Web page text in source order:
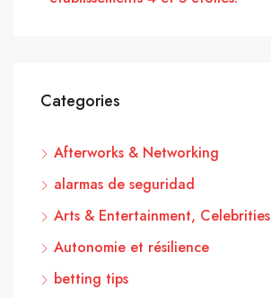
Categories
Afterworks & Networking
alarmas de seguridad
Arts & Entertainment, Celebrities
Autonomie et résilience
betting tips